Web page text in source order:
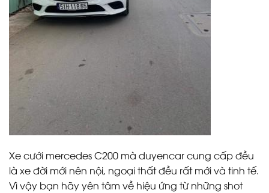
Xe cưới mercedes C200 mà duyencar cung cấp đều
là xe đời mới nên nội, ngoại thất đều rất mới và tinh tế.
Vì vậy bạn hãy yên tâm về hiệu ứng từ những shot